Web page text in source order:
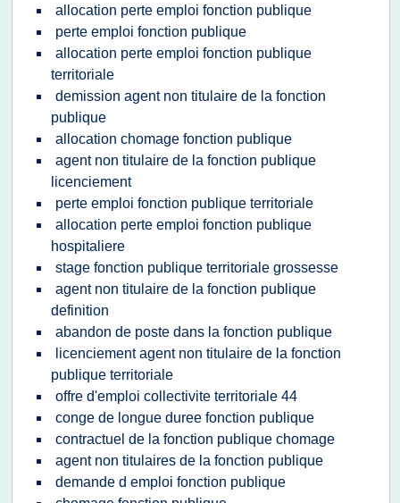
allocation perte emploi fonction publique
perte emploi fonction publique
allocation perte emploi fonction publique
territoriale
demission agent non titulaire de la fonction
publique
allocation chomage fonction publique
agent non titulaire de la fonction publique
licenciement
perte emploi fonction publique territoriale
allocation perte emploi fonction publique
hospitaliere
stage fonction publique territoriale grossesse
agent non titulaire de la fonction publique
definition
abandon de poste dans la fonction publique
licenciement agent non titulaire de la fonction
publique territoriale
offre d'emploi collectivite territoriale 44
conge de longue duree fonction publique
contractuel de la fonction publique chomage
agent non titulaires de la fonction publique
demande d emploi fonction publique